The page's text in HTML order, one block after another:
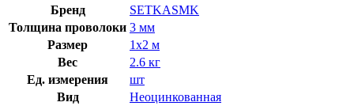
Бренд
SETKASMK
Толщина проволоки 3 мм
Размер
1х2 м
Вес
2.6 кг
Ед. измерения
шт
Вид
Неоцинкованная